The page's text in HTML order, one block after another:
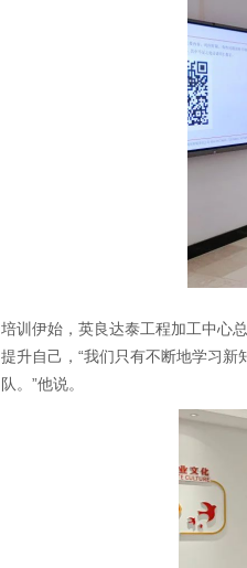
培训伊始，英良达泰工程加工中心
提升自己，“我们只有不断地学习
队。”他说。